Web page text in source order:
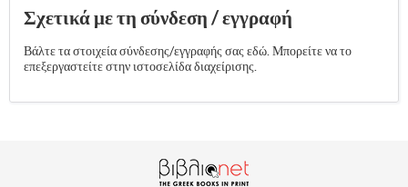
Σχετικά με τη σύνδεση / εγγραφή
Βάλτε τα στοιχεία σύνδεσης/εγγραφής σας εδώ. Μπορείτε να το
επεξεργαστείτε στην ιστοσελίδα διαχείρισης.